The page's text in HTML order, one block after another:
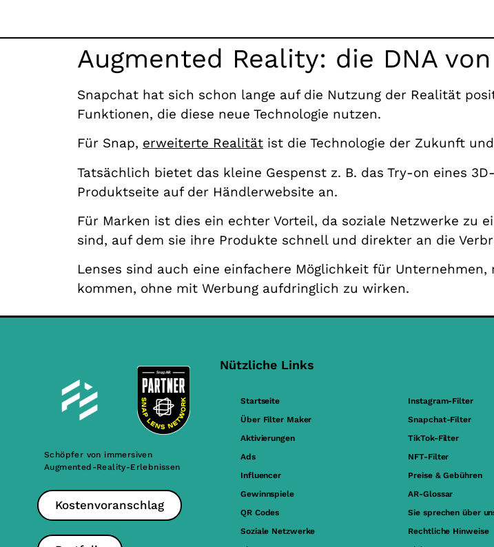
Augmented Reality: die DNA
Snapchat hat sich schon lange auf die Nutzung der Realität
Funktionen, die diese neue Technologie nutzen.
Für Snap, erweiterte Realität ist die Technologie der Zukunft
Tatsächlich bietet das kleine Gespenst z. B. das Try-on eines
Produktseite auf der Händlerwebsite an.
Für Marken ist dies ein echter Vorteil, da soziale Netzwerke zu
sind, auf dem sie ihre Produkte schnell und direkter an die
Lenses sind auch eine einfachere Möglichkeit für
kommen, ohne mit Werbung aufdringlich zu wirken.
Schöpfer von immersiven
Augmented-Reality-Erlebnissen
Kostenvoranschlag
Nützliche Links
Startseite
Über Filter Maker
Aktivierungen
Ads
Influencer
Gewinnspiele
QR Codes
Soziale Netzwerke
Instagram-Filter
Snapchat-Filter
TikTok-Filter
NFT-Filter
Preise & Gebühren
AR-Glossar
Sie sprechen über
Rechtliche Hinweise